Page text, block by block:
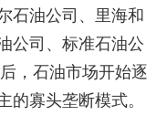
石油公司、里海和
公司、标准石油公
，石油市场开始逐
的寡头垄断模式。